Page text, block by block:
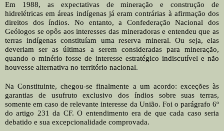
Em 1988, as expectativas de mineração e construção de
hidrelétricas em áreas indígenas já eram contrárias à afirmação dos
direitos dos índios. No entanto, a Confederação Nacional dos
Geólogos se opôs aos interesses das mineradoras e entendeu que as
terras indígenas constituíam uma reserva mineral. Ou seja, elas
deveriam ser as últimas a serem consideradas para mineração,
quando o minério fosse de interesse estratégico indiscutível e não
houvesse alternativa no território nacional.
Na Constituinte, chegou-se finalmente a um acordo: exceções às
garantias de usufruto exclusivo dos índios sobre suas terras,
somente em caso de relevante interesse da União. Foi o parágrafo 6º
do artigo 231 da CF. O entendimento era de que cada caso seria
debatido e sua excepcionalidade comprovada.